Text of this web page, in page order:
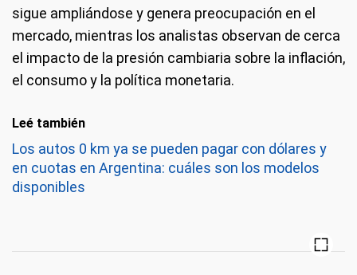
sigue ampliándose y genera preocupación en el
mercado, mientras los analistas observan de cerca
el impacto de la presión cambiaria sobre la inflación,
el consumo y la política monetaria.
Leé también
Los autos 0 km ya se pueden pagar con dólares y
en cuotas en Argentina: cuáles son los modelos
disponibles